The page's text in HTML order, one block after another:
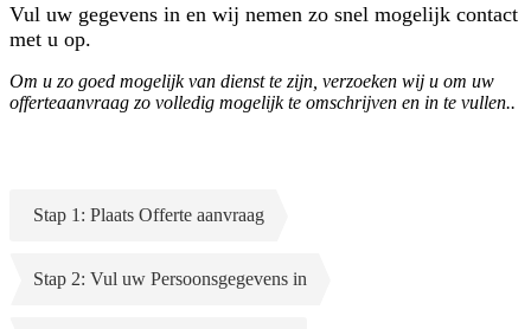
Vul uw gegevens in en wij nemen zo snel mogelijk contact
met u op.
Om u zo goed mogelijk van dienst te zijn, verzoeken wij u om uw
offerteaanvraag zo volledig mogelijk te omschrijven en in te vullen..
Stap 1: Plaats Offerte aanvraag
Stap 2: Vul uw Persoonsgegevens in